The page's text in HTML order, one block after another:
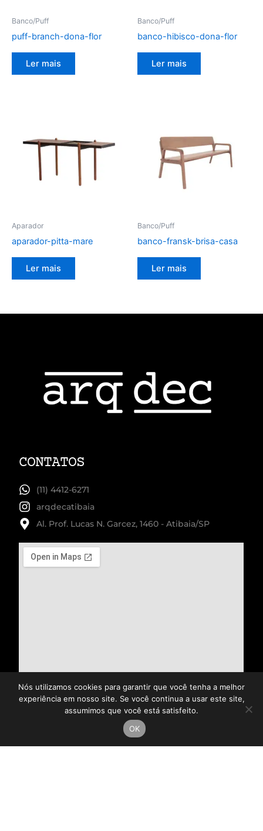
Banco/Puff
puff-branch-dona-flor
Ler mais
Banco/Puff
banco-hibisco-dona-flor
Ler mais
Aparador
aparador-pitta-mare
Ler mais
Banco/Puff
banco-fransk-brisa-casa
Ler mais
CONTATOS
(11) 4412-6271
arqdecatibaia
Al. Prof. Lucas N. Garcez, 1460 - Atibaia/SP
Nós utilizamos cookies para garantir que você tenha a melhor
experiência em nosso site. Se você continua a usar este site,
assumimos que você está satisfeito.
OK